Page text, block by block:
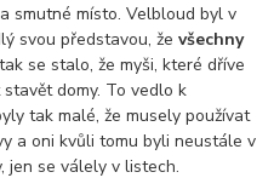
smutné místo. Velbloud byl v
svou představou, ževšechny
se stalo, že myši, které dříve
domy. To vedlo k
tak malé, že musely používat
a oni kvůli tomu byli neustále v
jen se válely v listech.